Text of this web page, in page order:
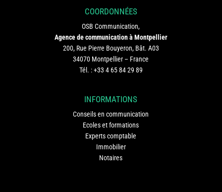
COORDONNÉES
OSB Communication,
Agence de communication à Montpellier
200, Rue Pierre Bouyeron, Bât. A03
34070 Montpellier – France
Tél. :+33 4 65 84 29 89
INFORMATIONS
Conseils en communication
Ecoles et formations
Experts comptable
Immobilier
Notaires